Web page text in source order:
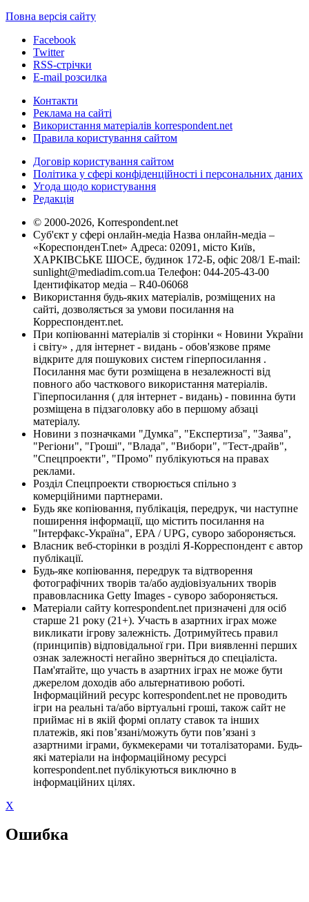
Повна версія сайту
Facebook
Twitter
RSS-стрічки
E-mail розсилка
Контакти
Реклама на сайті
Використання матеріалів korrespondent.net
Правила користування сайтом
Договір користування сайтом
Політика у сфері конфіденційності і персональних даних
Угода щодо користування
Редакція
© 2000-2026, Korrespondent.net
Суб'єкт у сфері онлайн-медіа Назва онлайн-медіа –
«КореспонденТ.net» Адреса: 02091, місто Київ,
ХАРКІВСЬКЕ ШОСЕ, будинок 172-Б, офіс 208/1 E-mail:
sunlight@mediadim.com.ua Телефон: 044-205-43-00
Ідентифікатор медіа – R40-06068
Використання будь-яких матеріалів, розміщених на
сайті, дозволяється за умови посилання на
Корреспондент.net.
При копіюванні матеріалів зі сторінки « Новини України
і світу» , для інтернет - видань - обов'язкове пряме
відкрите для пошукових систем гіперпосилання .
Посилання має бути розміщена в незалежності від
повного або часткового використання матеріалів.
Гіперпосилання ( для інтернет - видань) - повинна бути
розміщена в підзаголовку або в першому абзаці
матеріалу.
Новини з позначками "Думка", "Експертиза", "Заява",
"Регіони", "Гроші", "Влада", "Вибори", "Тест-драйв",
"Спецпроекти", "Промо" публікуються на правах
реклами.
Розділ Спецпроекти створюється спільно з
комерційними партнерами.
Будь яке копіювання, публікація, передрук, чи наступне
поширення інформації, що містить посилання на
"Інтерфакс-Україна", EPA / UPG, суворо забороняється.
Власник веб-сторінки в розділі Я-Корреспондент є автор
публікації.
Будь-яке копіювання, передрук та відтворення
фотографічних творів та/або аудіовізуальних творів
правовласника Getty Images - суворо забороняється.
Матеріали сайту korrespondent.net призначені для осіб
старше 21 року (21+). Участь в азартних іграх може
викликати ігрову залежність. Дотримуйтесь правил
(принципів) відповідальної гри. При виявленні перших
ознак залежності негайно зверніться до спеціаліста.
Пам'ятайте, що участь в азартних іграх не може бути
джерелом доходів або альтернативою роботі.
Інформаційний ресурс korrespondent.net не проводить
ігри на реальні та/або віртуальні гроші, також сайт не
приймає ні в якій формі оплату ставок та інших
платежів, які пов’язані/можуть бути пов’язані з
азартними іграми, букмекерами чи тоталізаторами. Будь-
які матеріали на інформаційному ресурсі
korrespondent.net публікуються виключно в
інформаційних цілях.
X
Ошибка